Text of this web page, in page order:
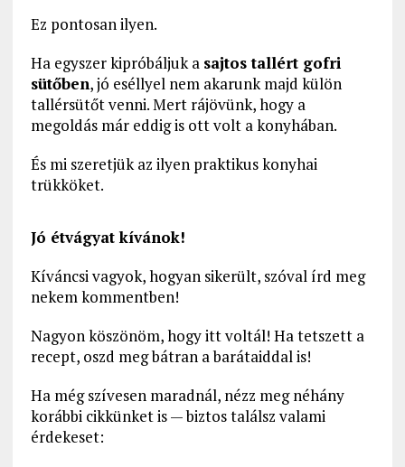
Ez pontosan ilyen.
Ha egyszer kipróbáljuk a sajtos tallért gofri
sütőben, jó eséllyel nem akarunk majd külön
tallérsütőt venni. Mert rájövünk, hogy a
megoldás már eddig is ott volt a konyhában.
És mi szeretjük az ilyen praktikus konyhai
trükköket.
Jó étvágyat kívánok!
Kíváncsi vagyok, hogyan sikerült, szóval írd meg
nekem kommentben!
Nagyon köszönöm, hogy itt voltál! Ha tetszett a
recept, oszd meg bátran a barátaiddal is!
Ha még szívesen maradnál, nézz meg néhány
korábbi cikkünket is — biztos találsz valami
érdekeset: